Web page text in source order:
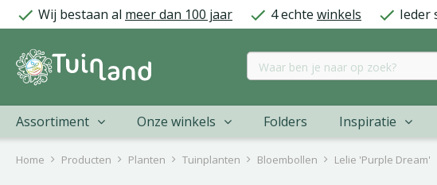
naar
Home Producten Planten Tuinplanten Bloembollen Lelie 'Purple Dream'
Wij bestaan al meer dan 100 jaar 4 echte winkels Ieder
Assortiment Onze winkels Folders Inspiratie